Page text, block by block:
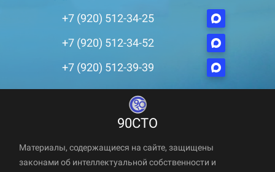
+7 (920) 512-34-25
+7 (920) 512-34-52
+7 (920) 512-39-39
90СТО
Материалы, содержащиеся на сайте, защищены
законами об интеллектуальной собственности и